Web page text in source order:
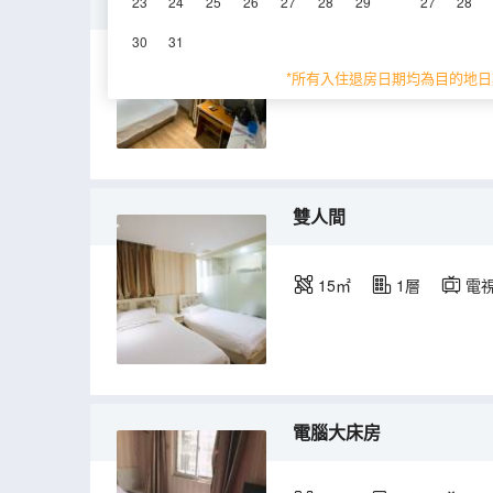
30 31
*所有入住退房日期均為目的地
15㎡ 1層 電
雙人間
15㎡ 1層 電
電腦大床房